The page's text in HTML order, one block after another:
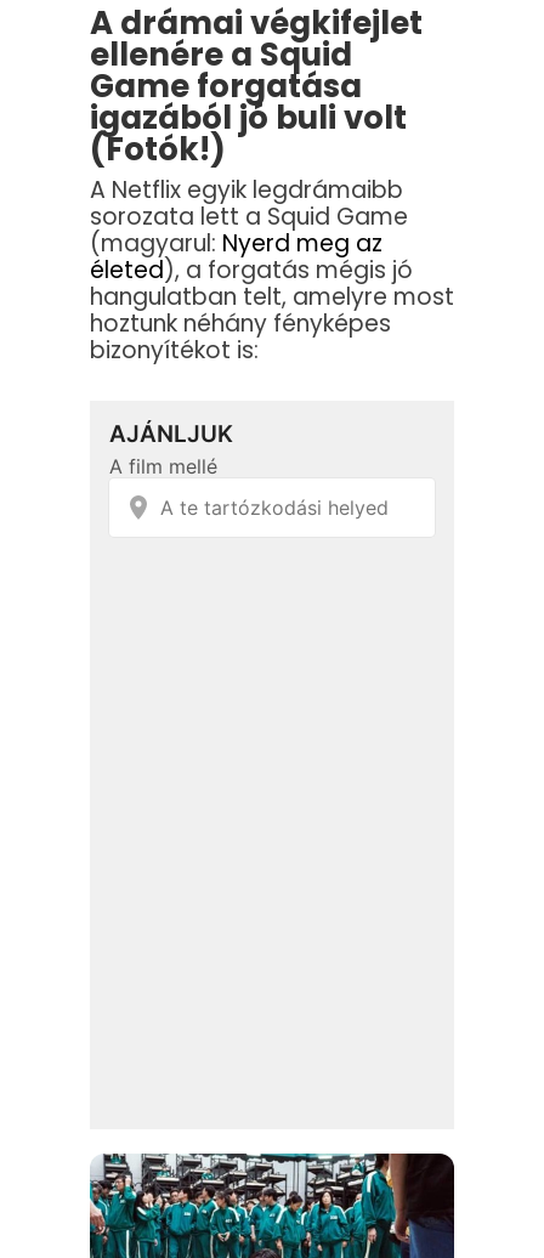
A drámai végkifejlet
ellenére a Squid
Game forgatása
igazából jó buli volt
(Fotók!)
A Netflix egyik legdrámaibb
sorozata lett a Squid Game
(magyarul: Nyerd meg az
életed), a forgatás mégis jó
hangulatban telt, amelyre most
hoztunk néhány fényképes
bizonyítékot is: